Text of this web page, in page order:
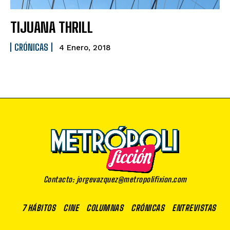
TIJUANA THRILL
CRÓNICAS 4 Enero, 2018
Contacto: jorgevazquez@metropolifixion.com
7 HÁBITOS CINE COLUMNAS CRÓNICAS ENTREVISTAS